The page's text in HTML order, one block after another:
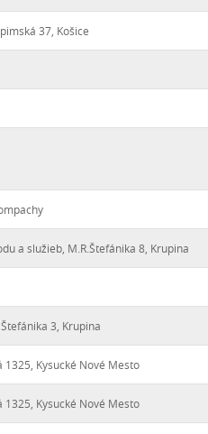
37, Košice
a služieb, M.R.Štefánika 8, Krupina
3, Krupina
Kysucké Nové Mesto
Kysucké Nové Mesto